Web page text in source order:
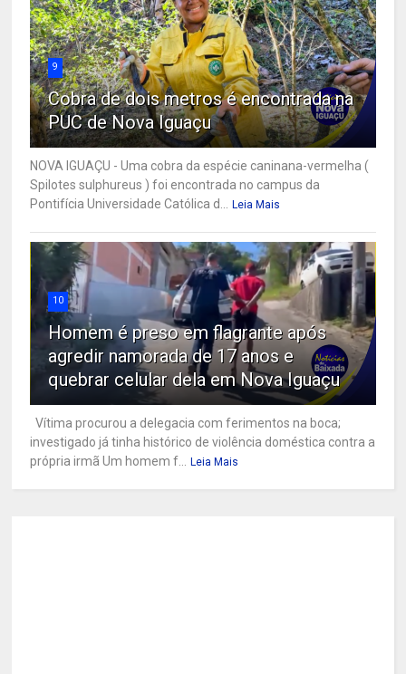
9
Cobra de dois metros é encontrada na
PUC de Nova Iguaçu
NOVA IGUAÇU - Uma cobra da espécie caninana-vermelha (
Spilotes sulphureus ) foi encontrada no campus da
Pontifícia Universidade Católica d...
Leia Mais
10
Homem é preso em flagrante após
agredir namorada de 17 anos e
quebrar celular dela em Nova Iguaçu
Vítima procurou a delegacia com ferimentos na boca;
investigado já tinha histórico de violência doméstica contra a
própria irmã Um homem f...
Leia Mais